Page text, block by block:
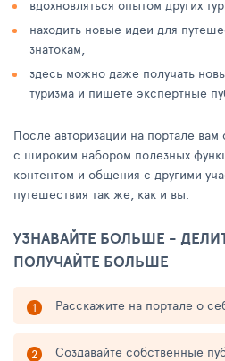
вдохновляться опытом других
находить новые идеи для
знатокам,
здесь можно даже получать
туризма и пишете экспертные
После авторизации на портале
с широким набором полезных
контентом и общения с другими
путешествия так же, как и вы.
УЗНАВАЙТЕ БОЛЬШЕ -
ПОЛУЧАЙТЕ БОЛЬШЕ
Расскажите на портале о
Создавайте собственные